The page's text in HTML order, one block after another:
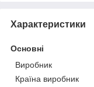
Характеристики
Основні
Виробник
Країна виробник